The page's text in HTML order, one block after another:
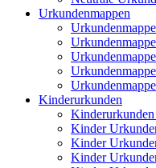
Urkundenmappen
Kinderurkunden
Kinderurkunden
Kinder
Kinder
Kinder